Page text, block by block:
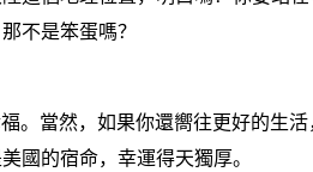
不是笨蛋嗎？
。當然，如果你還嚮往更好的生
國的宿命，幸運得天獨厚。